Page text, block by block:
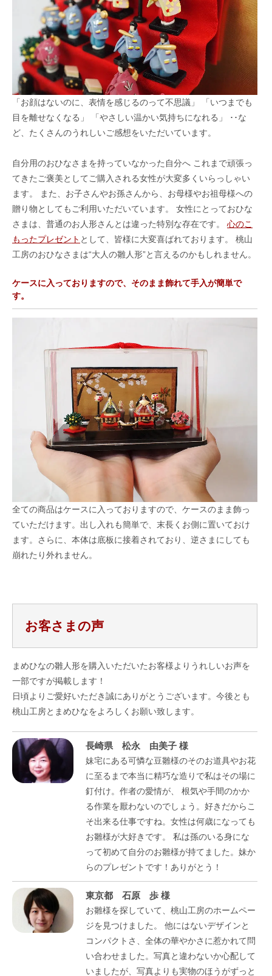
「お顔はないのに、表情を感じるのって不思議」 「いつまでも
目を離せなくなる」 「やさしい温かい気持ちになれる」 ･･な
ど、たくさんのうれしいご感想をいただいています。
自分用のおひなさまを持っていなかった自分へ これまで頑張っ
てきたご褒美としてご購入される女性が大変多くいらっしゃい
ます。 また、お子さんやお孫さんから、お母様やお祖母様への
贈り物としてもご利用いただいています。 女性にとっておひな
さまは、普通のお人形さんとは違った特別な存在です。 心のこ
もったプレゼント として、皆様に大変喜ばれております。 桃山
工房のおひなさまは“大人の雛人形”と言えるのかもしれません。
ケースに入っておりますので、そのまま飾れて手入が簡単で
す。
全ての商品はケースに入っておりますので、ケースのまま飾っ
ていただけます。出し入れも簡単で、末長くお側に置いておけ
ます。さらに、本体は底板に接着されており、逆さまにしても
崩れたり外れません。
お客さまの声
まめひなの雛人形を購入いただいたお客様よりうれしいお声を
一部ですが掲載します！
日頃よりご愛好いただき誠にありがとうございます。今後とも
桃山工房とまめひなをよろしくお願い致します。
長崎県 松永 由美子 様
妹宅にある可憐な豆雛様のそのお道具やお花
に至るまで本当に精巧な造りで私はその場に
釘付け。作者の愛情が、 根気や手間のかか
る作業を厭わないのでしょう。好きだからこ
そ出来る仕事ですね。女性は何歳になっても
お雛様が大好きです。 私は孫のいる身にな
って初めて自分のお雛様が持てました。妹か
らのプレゼントです！ありがとう！
東京都 石原 歩 様
お雛様を探していて、桃山工房のホームペー
ジを見つけました。 他にはないデザインと
コンパクトさ、全体の華やかさに惹かれて問
い合わせました。写真と違わないか心配して
いましたが、写真よりも実物のほうがずっと